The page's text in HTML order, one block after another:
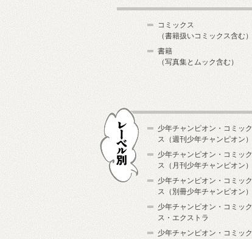
コミックス
（書籍扱いコミックス含む）
書籍
（写真集とムック含む）
少年チャンピオン・コミック
ス（週刊少年チャンピオン）
少年チャンピオン・コミック
ス（月刊少年チャンピオン）
少年チャンピオン・コミック
ス（別冊少年チャンピオン）
少年チャンピオン・コミック
ス・エクストラ
少年チャンピオン・コミック